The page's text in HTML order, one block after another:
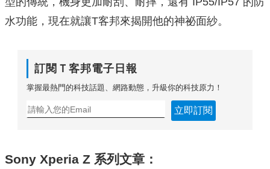
水功能，現在就讓T客邦來揭開他的神祕面紗。
訂閱Ｔ客邦電子日報
掌握最熱門的科技話題、網路動態，升級你的科技原力！
立即訂閱
Sony Xperia Z 系列文章：